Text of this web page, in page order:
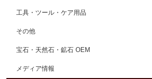
工具・ツール・ケア用品
その他
宝石・天然石・鉱石 OEM
メディア情報